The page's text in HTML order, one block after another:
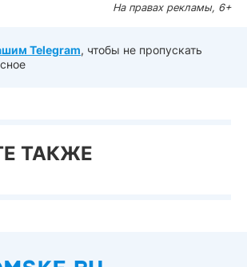
На правах рекламы, 6+
Telegram, чтобы не пропускать
ТАКЖЕ